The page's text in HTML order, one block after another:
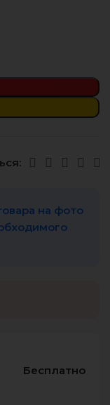
на фото
Бесплатно